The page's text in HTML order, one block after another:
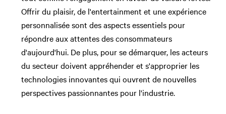
Offrir du plaisir, de l'entertainment et une expérience
personnalisée sont des aspects essentiels pour
répondre aux attentes des consommateurs
d'aujourd'hui. De plus, pour se démarquer, les acteurs
du secteur doivent appréhender et s'approprier les
technologies innovantes qui ouvrent de nouvelles
perspectives passionnantes pour l'industrie.